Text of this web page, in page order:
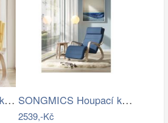
SONGMICS Houpací křeslo polstrované… SONGMICS Houpací křeslo polstrované…
2539,-Kč